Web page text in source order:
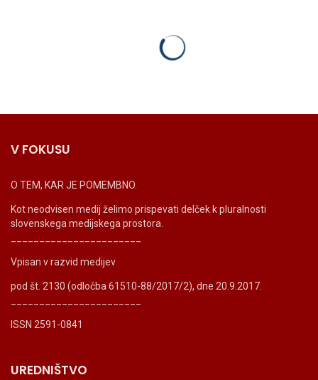
V FOKUSU
O TEM, KAR JE POMEMBNO.
Kot neodvisen medij želimo prispevati delček k pluralnosti
slovenskega medijskega prostora.
Vpisan v razvid medijev
pod št. 2130 (odločba 61510-88/2017/2), dne 20.9.2017.
ISSN 2591-0841
UREDNIŠTVO